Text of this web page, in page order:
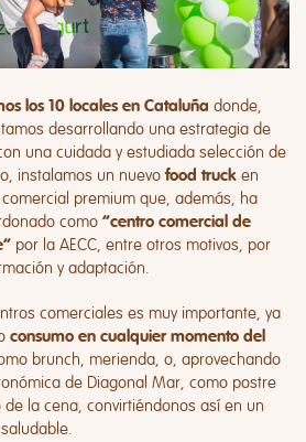
los 10 locales en Cataluña donde,
desarrollando una estrategia de
una cuidada y estudiada selección de
instalamos un nuevofood truck en
premium que, además, ha
como “centro comercial de
por la AECC, entre otros motivos, por
y adaptación.
comerciales es muy importante, ya
consumo en cualquier momento del
brunch, merienda, o, aprovechando
de Diagonal Mar, como postre
la cena, convirtiéndonos así en un